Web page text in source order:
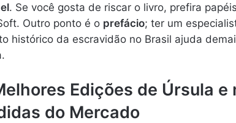
. Se você gosta de riscar o livro, prefira
Outro ponto é o prefácio; ter um
histórico da escravidão no Brasil ajuda
Edições de Úrsula e
do Mercado